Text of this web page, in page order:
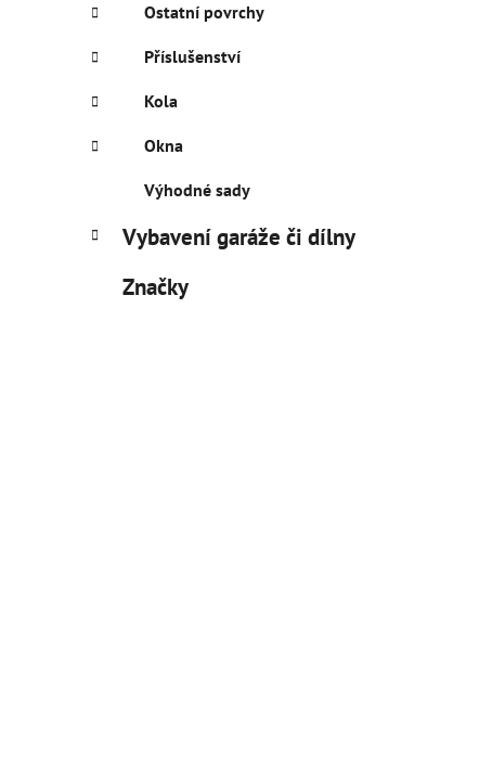
Ostatní povrchy
Příslušenství
Kola
Okna
Výhodné sady
Vybavení garáže či dílny
Značky